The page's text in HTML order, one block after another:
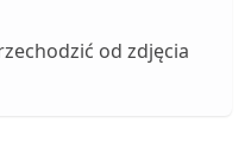
od zdjęcia